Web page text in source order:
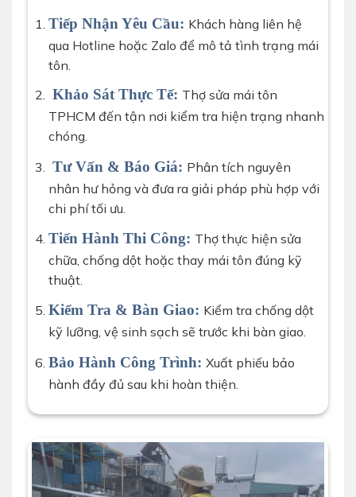
Tiếp Nhận Yêu Cầu: Khách hàng liên hệ
qua Hotline hoặc Zalo để mô tả tình trạng mái
tôn.
Khảo Sát Thực Tế: Thợ sửa mái tôn
TPHCM đến tận nơi kiểm tra hiện trạng nhanh
chóng.
Tư Vấn & Báo Giá: Phân tích nguyên
nhân hư hỏng và đưa ra giải pháp phù hợp với
chi phí tối ưu.
Tiến Hành Thi Công: Thợ thực hiện sửa
chữa, chống dột hoặc thay mái tôn đúng kỹ
thuật.
Kiểm Tra & Bàn Giao: Kiểm tra chống dột
kỹ lưỡng, vệ sinh sạch sẽ trước khi bàn giao.
Bảo Hành Công Trình: Xuất phiếu bảo
hành đầy đủ sau khi hoàn thiện.